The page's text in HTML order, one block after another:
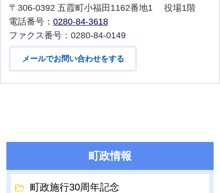
〒306-0392 五霞町小福田1162番地1 役場1階
電話番号：0280-84-3618
ファクス番号：0280-84-0149
メールでお問い合わせをする
町政情報
町政施行30周年記念